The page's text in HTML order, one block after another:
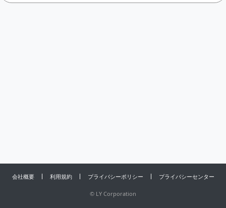
会社概要 利用規約 プライバシーポリシー プライバシーセンター
© LY Corporation